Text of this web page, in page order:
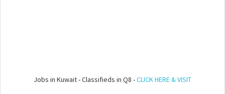
Jobs in Kuwait - Classifieds in Q8 -CLICK HERE & VISIT